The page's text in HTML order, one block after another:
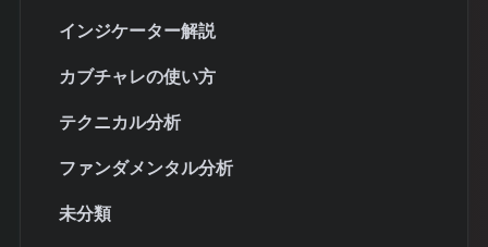
インジケーター解説
カブチャレの使い方
テクニカル分析
ファンダメンタル分析
未分類